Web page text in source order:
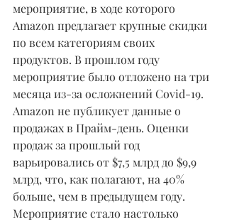
мероприятие, в ходе которого
Amazon предлагает крупные скидки
по всем категориям своих
продуктов. В прошлом году
мероприятие было отложено на три
месяца из-за осложнений Covid-19.
Amazon не публикует данные о
продажах в Прайм-день. Оценки
продаж за прошлый год
варьировались от $7,5 млрд до $9,9
млрд, что, как полагают, на 40%
больше, чем в предыдущем году.
Мероприятие стало настолько